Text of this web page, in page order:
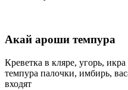
Акай ароши темпура
Креветка в кляре, угорь,
темпура палочки, имбирь,
входят